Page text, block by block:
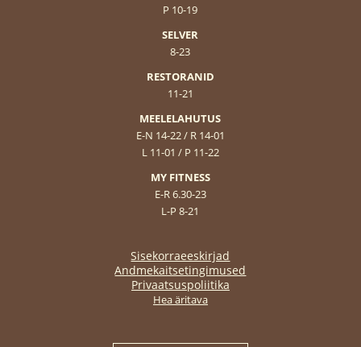
P 10-19
SELVER
8-23
RESTORANID
11-21
MEELELAHUTUS
E-N 14-22 / R 14-01
L 11-01 / P 11-22
MY FITNESS
E-R 6.30-23
L-P 8-21
Sisekorraeeskirjad
Andmekaitsetingimused
Privaatsuspoliitika
Hea äritava